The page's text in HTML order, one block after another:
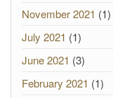
November 2021 (1)
July 2021 (1)
June 2021 (3)
February 2021 (1)